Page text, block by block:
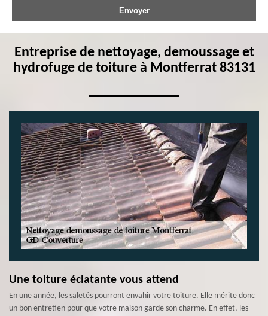
Entreprise de nettoyage, demoussage et
hydrofuge de toiture à Montferrat 83131
Une toiture éclatante vous attend
En une année, les saletés pourront envahir votre toiture. Elle mérite donc
un bon entretien pour que votre maison garde son charme. En effet, les